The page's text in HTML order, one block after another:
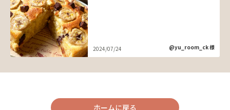
2024/07/24 @yu_room_ck 様
ホームに戻る